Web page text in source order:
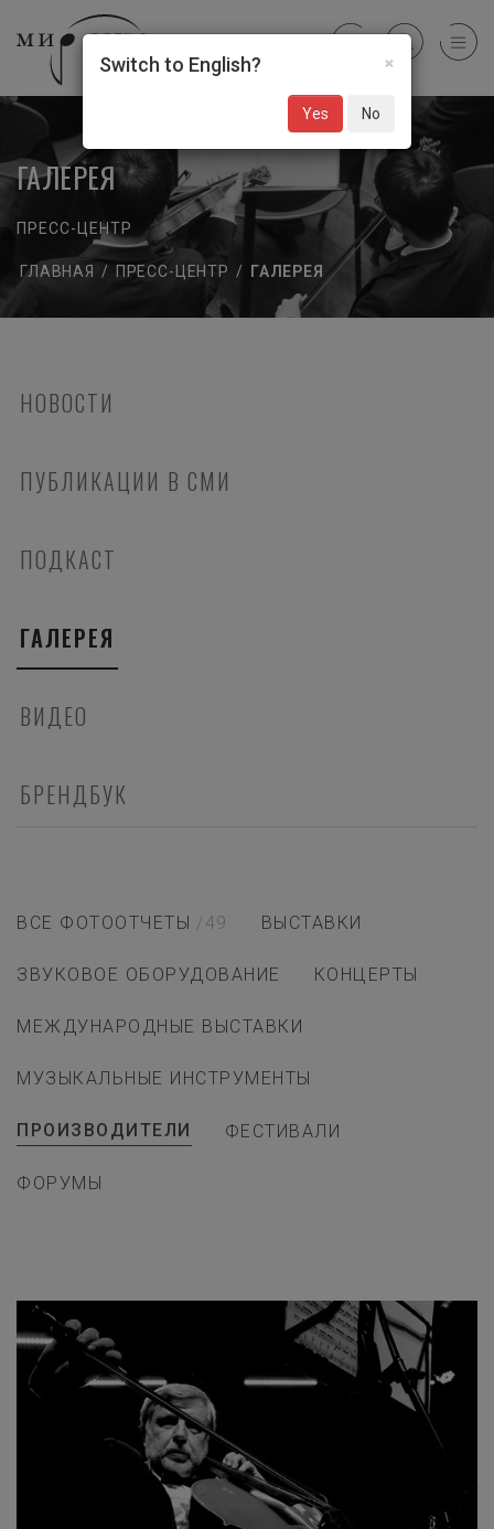
ГАЛЕРЕЯ
ПРЕСС-ЦЕНТР
ГЛАВНАЯ / ПРЕСС-ЦЕНТР / ГАЛЕРЕЯ
НОВОСТИ
ПУБЛИКАЦИИ В СМИ
ПОДКАСТ
ГАЛЕРЕЯ
ВИДЕО
БРЕНДБУК
ВСЕ ФОТООТЧЕТЫ /49 ВЫСТАВКИ
ЗВУКОВОЕ ОБОРУДОВАНИЕ КОНЦЕРТЫ
МЕЖДУНАРОДНЫЕ ВЫСТАВКИ
МУЗЫКАЛЬНЫЕ ИНСТРУМЕНТЫ
ПРОИЗВОДИТЕЛИ ФЕСТИВАЛИ
ФОРУМЫ
×
Switch to English?
Yes No